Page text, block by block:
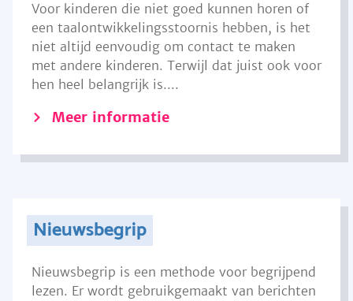
Voor kinderen die niet goed kunnen horen of
een taalontwikkelingsstoornis hebben, is het
niet altijd eenvoudig om contact te maken
met andere kinderen. Terwijl dat juist ook voor
hen heel belangrijk is....
Meer informatie
Nieuwsbegrip
Nieuwsbegrip is een methode voor begrijpend
lezen. Er wordt gebruikgemaakt van berichten